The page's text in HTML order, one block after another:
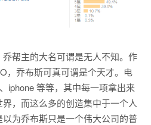
帮主的大名可谓是无人不知。作
，乔布斯可真可谓是个天才。电
iphone 等等，其中每一项拿出来
，而这么多的创造集中于一个人
为乔布斯只是一个伟大公司的普